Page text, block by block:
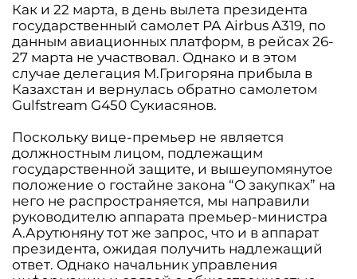
Как и 22 марта, в день вылета президента
государственный самолет РА Airbus A319, по
данным авиационных платформ, в рейсах 26-
27 марта не участвовал. Однако и в этом
случае делегация М.Григоряна прибыла ​​в
Казахстан и вернулась обратно самолетом
Gulfstream G450 Сукиасянов.
Поскольку вице-премьер не является
должностным лицом, подлежащим
государственной защите, и вышеупомянутое
положение о гостайне закона “О закупках” на
него не распространяется, мы направили
руководителю аппарата премьер-министра
А.Арутюняну тот же запрос, что и в аппарат
президента, ожидая получить надлежащий
ответ. Однако начальник управления